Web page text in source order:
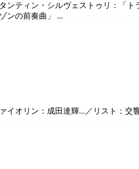
ティン・シルヴェストゥリ：「
ンの前奏曲」 ...
オリン：成田達輝...／リスト：